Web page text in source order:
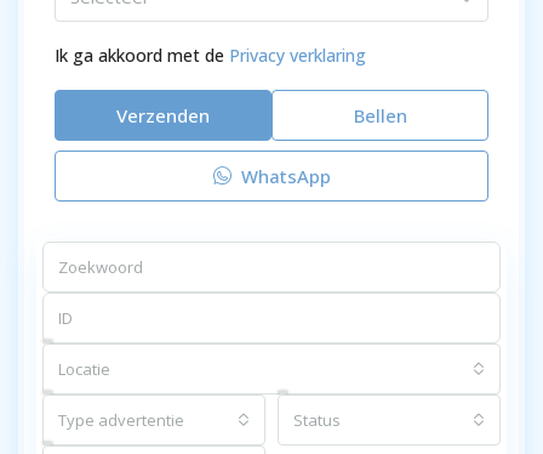
Ik ga akkoord met de Privacy verklaring
Verzenden Bellen
WhatsApp
Locatie
Type advertentie Status